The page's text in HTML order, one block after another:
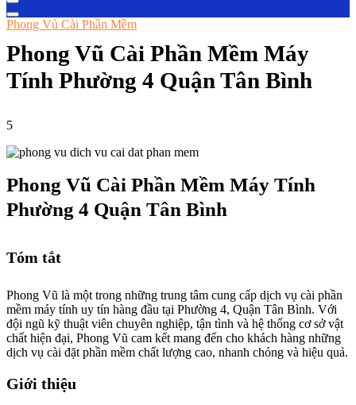
Phong Vủ Cài Phần Mềm
Phong Vũ Cài Phần Mềm Máy
Tính Phường 4 Quận Tân Bình
5
Phong Vũ Cài Phần Mềm Máy Tính
Phường 4 Quận Tân Bình
Tóm tắt
Phong Vũ là một trong những trung tâm cung cấp dịch vụ cài phần
mềm máy tính uy tín hàng đầu tại Phường 4, Quận Tân Bình. Với
đội ngũ kỹ thuật viên chuyên nghiệp, tận tình và hệ thống cơ sở vật
chất hiện đại, Phong Vũ cam kết mang đến cho khách hàng những
dịch vụ cài đặt phần mềm chất lượng cao, nhanh chóng và hiệu quả.
Giới thiệu